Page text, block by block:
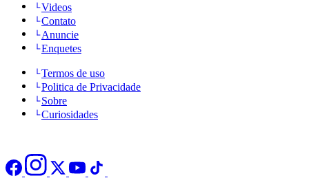
Videos
Contato
Anuncie
Enquetes
Termos de uso
Politica de Privacidade
Sobre
Curiosidades